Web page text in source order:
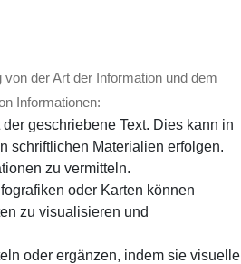
der Art der Information und dem
Informationen:
geschriebene Text. Dies kann in
schriftlichen Materialien erfolgen.
zu vermitteln.
oder Karten können
zu visualisieren und
oder ergänzen, indem sie visuelle